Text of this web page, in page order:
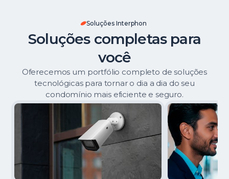
Soluções Interphon
Soluções completas para
você
Oferecemos um portfólio completo de soluções
tecnológicas para tornar o dia a dia do seu
condomínio mais eficiente e seguro.